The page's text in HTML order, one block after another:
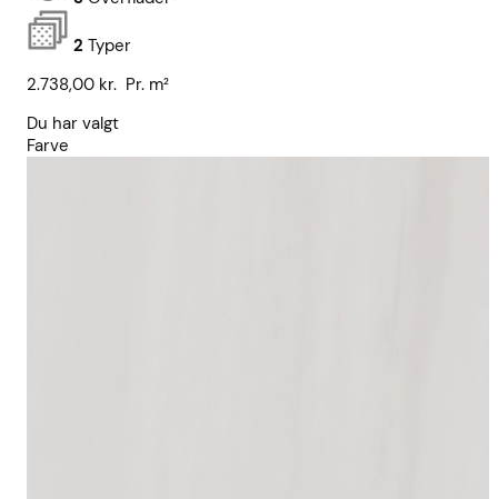
2 Typer
2.738,00 kr. Pr. m²
Du har valgt
Farve